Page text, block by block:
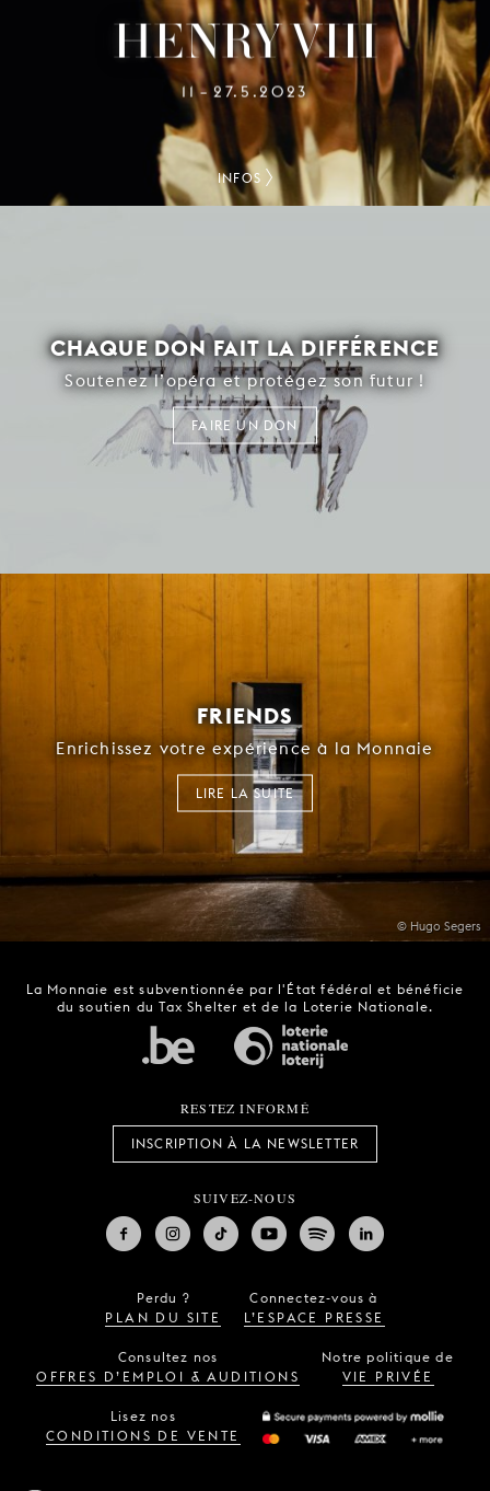
HENRY VIII
11– 27.5.2023
INFOS
CHAQUE DON FAIT LA DIFFÉRENCE
Soutenez l’opéra et protégez son futur !
FAIRE UN DON
© Hugo Segers
FRIENDS
Enrichissez votre expérience à la Monnaie
LIRE LA SUITE
La Monnaie est subventionnée par l'État fédéral et bénéficie
du soutien du Tax Shelter et de la Loterie Nationale.
RESTEZ INFORMÉ
INSCRIPTION À LA NEWSLETTER
SUIVEZ-NOUS
Perdu ?
PLAN DU SITE
Connectez-vous à
L’ESPACE PRESSE
Consultez nos
OFFRES D’EMPLOI & AUDITIONS
Notre politique de
VIE PRIVÉE
Lisez nos
CONDITIONS DE VENTE